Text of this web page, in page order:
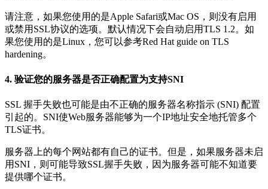
请注意，如果您使用的是Apple Safari或Mac OS，则没有启用
或禁用SSL协议的选项。默认情况下会自动启用TLS 1.2。如
果您使用的是Linux，您可以参考Red Hat guide on TLS
hardening。
4. 验证您的服务器是否正确配置为支持SNI
SSL 握手失败也可能是由不正确的服务器名称指示 (SNI) 配置
引起的。SNI使Web服务器能够为一个IP地址安全地托管多个
TLS证书。
服务器上的每个网站都有自己的证书。但是，如果服务器未启
用SNI，则可能导致SSL握手失败，因为服务器可能不知道要
提供哪个证书。